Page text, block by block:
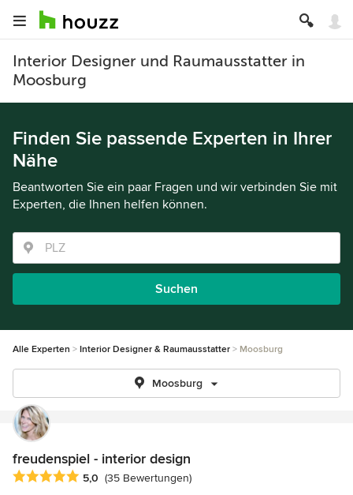
Interior Designer und Raumausstatter in
Moosburg
Finden Sie passende Experten in Ihrer
Nähe
Beantworten Sie ein paar Fragen und wir verbinden Sie mit
Experten, die Ihnen helfen können.
Suchen
Alle Experten Interior Designer & Raumausstatter Moosburg
Moosburg
freudenspiel - interior design
Durchschnittliche Bewertung: 5 von 5 Sternen
5,0 (35 Bewertungen)